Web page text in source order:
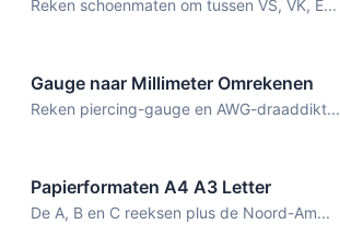
Reken schoenmaten om tussen VS, VK, E...
Gauge naar Millimeter Omrekenen
Reken piercing-gauge en AWG-draaddikt...
Papierformaten A4 A3 Letter
De A, B en C reeksen plus de Noord-Am...